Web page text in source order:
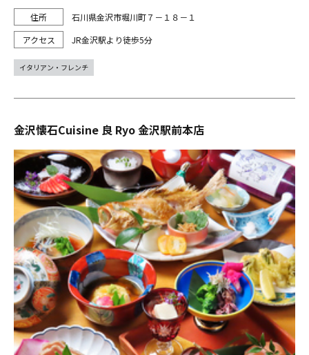
石川県金沢市堀川町７－１８－１
JR金沢駅より徒歩5分
イタリアン・フレンチ
金沢懐石Cuisine 良 Ryo 金沢駅前本店